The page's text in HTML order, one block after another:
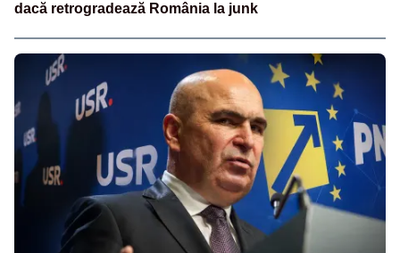
dacă retrogradează România la junk